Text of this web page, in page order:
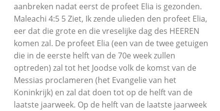
aanbreken nadat eerst de profeet Elia is gezonden.
Maleachi 4:5 5 Ziet, Ik zende ulieden den profeet Elia,
eer dat die grote en die vreselijke dag des HEEREN
komen zal. De profeet Elia (een van de twee getuigen
die in de eerste helft van de 70e week zullen
optreden) zal tot het Joodse volk de komst van de
Messias proclameren (het Evangelie van het
Koninkrijk) en zal dat doen tot op de helft van de
laatste jaarweek. Op de helft van de laatste jaarweek